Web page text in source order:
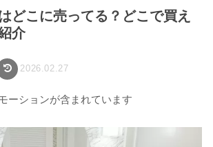
どこに売ってる？どこで買え
介
2026.02.27
ーションが含まれています